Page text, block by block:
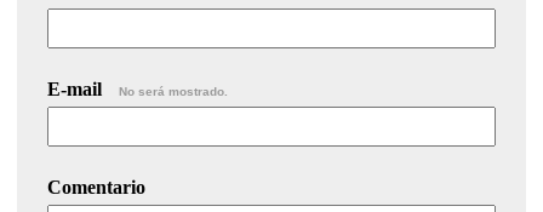
E-mail No será mostrado.
Comentario